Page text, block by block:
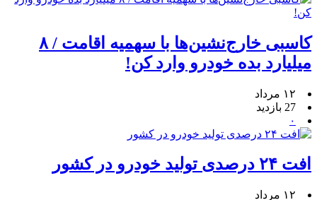
کاسبی خارج‌نشین‌ها با سهمیه اقامت / ۸
میلیارد بده خودرو وارد کن!
۱۲ مرداد
27 بازدید
۰
افت ۲۴ درصدی تولید خودرو در کشور
۱۲ مرداد